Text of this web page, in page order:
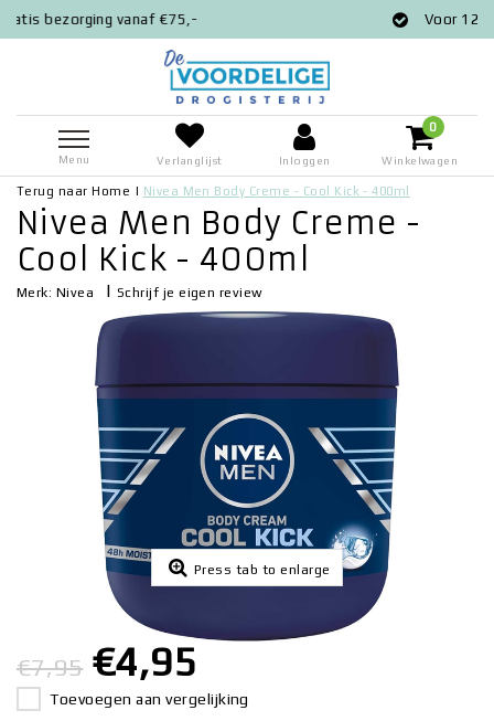
€75,- Voor 12:00 besteld =
Menu Verlanglijst Inloggen
0
Winkelwagen
Terug naar Home | Nivea Men Body Creme - Cool Kick - 400ml
Nivea Men Body Creme -
Cool Kick - 400ml
Merk: Nivea | Schrijf je eigen review
Press tab to enlarge
€7,95 €4,95
Toevoegen aan vergelijking